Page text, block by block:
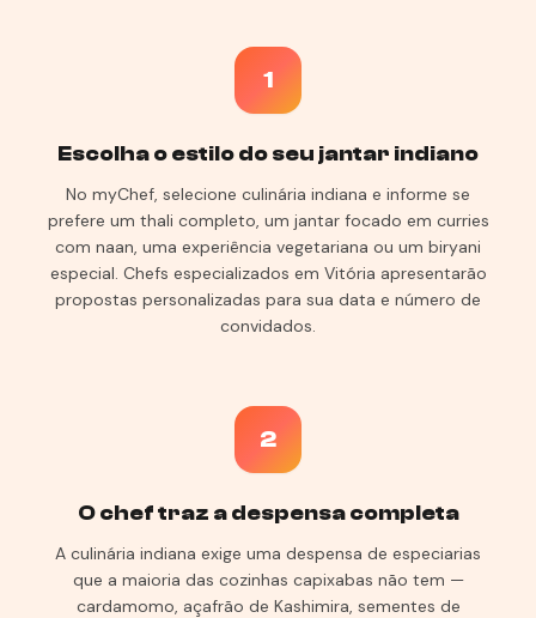
1
Escolha o estilo do seu jantar indiano
No myChef, selecione culinária indiana e informe se
prefere um thali completo, um jantar focado em curries
com naan, uma experiência vegetariana ou um biryani
especial. Chefs especializados em Vitória apresentarão
propostas personalizadas para sua data e número de
convidados.
2
O chef traz a despensa completa
A culinária indiana exige uma despensa de especiarias
que a maioria das cozinhas capixabas não tem —
cardamomo, açafrão de Kashimira, sementes de